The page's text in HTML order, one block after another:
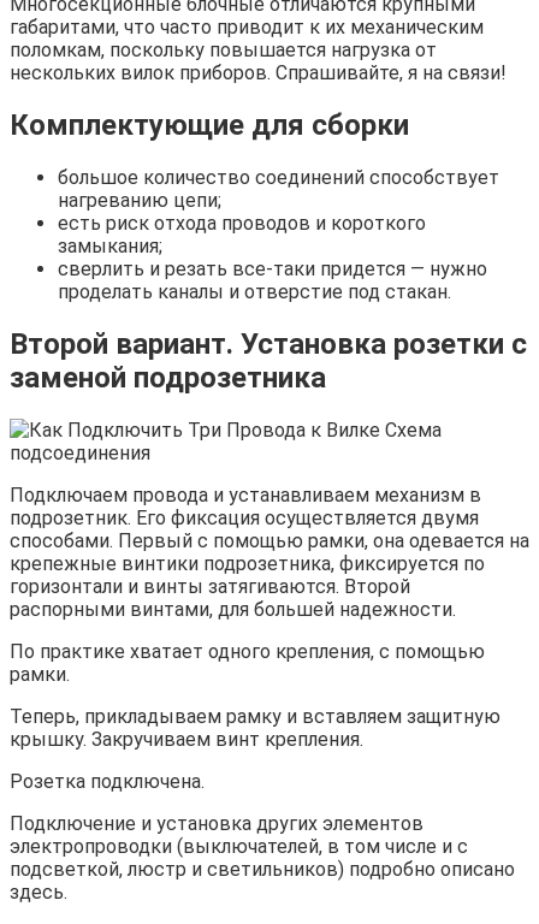
Многосекционные блочные отличаются крупными
габаритами, что часто приводит к их механическим
поломкам, поскольку повышается нагрузка от
нескольких вилок приборов. Спрашивайте, я на связи!
Комплектующие для сборки
большое количество соединений способствует
нагреванию цепи;
есть риск отхода проводов и короткого
замыкания;
сверлить и резать все-таки придется — нужно
проделать каналы и отверстие под стакан.
Второй вариант. Установка розетки с
заменой подрозетника
Подключаем провода и устанавливаем механизм в
подрозетник. Его фиксация осуществляется двумя
способами. Первый с помощью рамки, она одевается на
крепежные винтики подрозетника, фиксируется по
горизонтали и винты затягиваются. Второй
распорными винтами, для большей надежности.
По практике хватает одного крепления, с помощью
рамки.
Теперь, прикладываем рамку и вставляем защитную
крышку. Закручиваем винт крепления.
Розетка подключена.
Подключение и установка других элементов
электропроводки (выключателей, в том числе и с
подсветкой, люстр и светильников) подробно описано
здесь.